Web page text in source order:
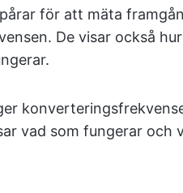
för att mäta
De visar också
vad som fungerar och